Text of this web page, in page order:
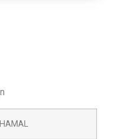
HAMAL